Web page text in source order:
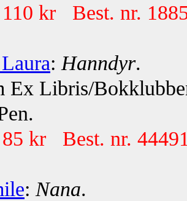
110 kr Best. nr.
: Hanndyr.
Libris/
85 kr Best. nr.
: Nana.